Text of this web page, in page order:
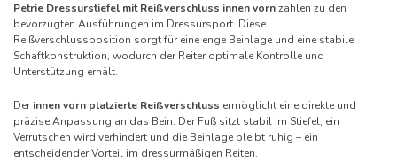
Petrie Dressurstiefel mit Reißverschluss innen vornzählen zu den
bevorzugten Ausführungen im Dressursport. Diese
Reißverschlussposition sorgt für eine enge Beinlage und eine stabile
Schaftkonstruktion, wodurch der Reiter optimale Kontrolle und
Unterstützung erhält.
Derinnen vorn platzierte Reißverschluss ermöglicht eine direkte und
präzise Anpassung an das Bein. Der Fuß sitzt stabil im Stiefel, ein
Verrutschen wird verhindert und die Beinlage bleibt ruhig – ein
entscheidender Vorteil im dressurmäßigen Reiten.